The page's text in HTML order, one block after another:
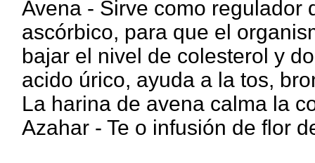
Avena - Sirve como regulador
ascórbico, para que el
bajar el nivel de colesterol y
acido úrico, ayuda a la tos,
La harina de avena calma la
Azahar - Te o infusión de flor